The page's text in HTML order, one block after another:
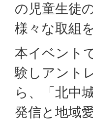
の児童生徒
様々な取組
本イベント
験しアント
ら、「北中
発信と地域